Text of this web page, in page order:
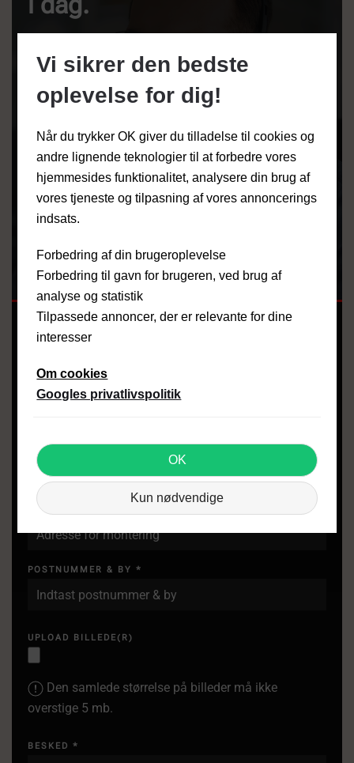
Lyder det til, at vi kunne være den rette
leverandør og montør af din nye
brændeovn, pilleovn, gaspejs eller anden
varmeløsning?
Så er du meget velkommen til at kontakte
os ved at ringe på43 73 38 00eller skrive
en e-mail til:
altid gerne et uforpligtende tilbud på din
løsning.
TELEFON
EMAIL
ADRESSE
POSTNUMMER & BY *
UPLOAD BILLEDE(R)
Den samlede størrelse på billeder må ikke
overstige 5 mb.
BESKED *
Vi sikrer den bedste
oplevelse for dig!
Når du trykker OK giver du tilladelse til cookies og
andre lignende teknologier til at forbedre vores
hjemmesides funktionalitet, analysere din brug af
vores tjeneste og tilpasning af vores annoncerings
indsats.
Forbedring af din brugeroplevelse
Forbedring til gavn for brugeren, ved brug af
analyse og statistik
Tilpassede annoncer, der er relevante for dine
interesser
Om cookies
Googles privatlivspolitik
OK
Kun nødvendige